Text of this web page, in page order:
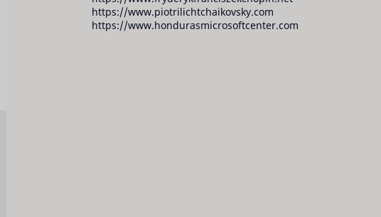
https://www.piotrilichtchaikovsky.com
https://www.hondurasmicrosoftcenter.com